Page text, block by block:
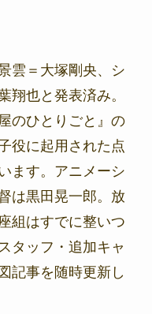
雲＝大塚剛央、シ
翔也と発表済み。
のひとりごと』の
役に起用された点
ます。アニメーシ
は黒田晃一郎。放
組はすでに整いつ
タッフ・追加キャ
記事を随時更新し